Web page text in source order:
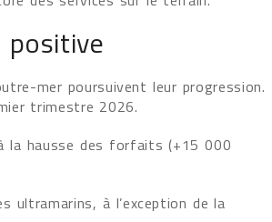
positive
mer poursuivent leur progression.
trimestre 2026.
la hausse des forfaits (+15 000
ultramarins, à l’exception de la